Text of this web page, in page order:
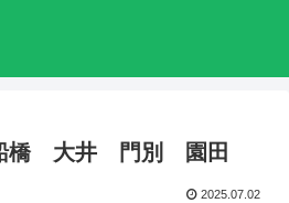
橋 大井 門別 園田
2025.07.02